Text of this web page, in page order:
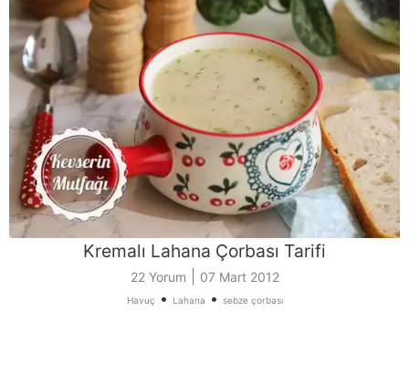
Kremalı Lahana Çorbası Tarifi
22 Yorum 07 Mart 2012
Havuç • Lahana • sebze çorbası